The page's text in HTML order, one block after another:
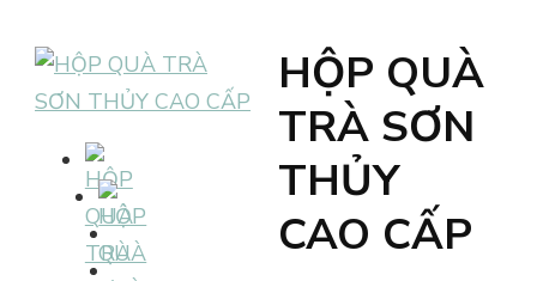
HỘP QUÀ
TRÀ SƠN
THỦY
CAO CẤP